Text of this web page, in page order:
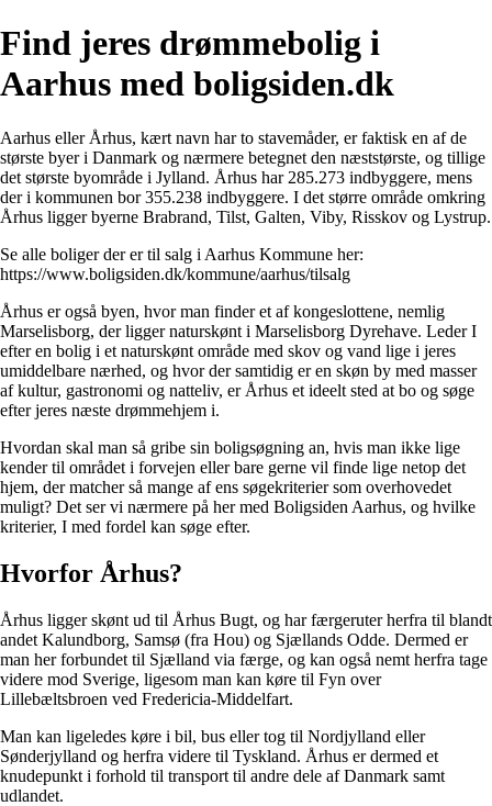
Find jeres drømmebolig i
Aarhus med boligsiden.dk
Aarhus eller Århus, kært navn har to stavemåder, er faktisk en af de
største byer i Danmark og nærmere betegnet den næststørste, og tillige
det største byområde i Jylland. Århus har 285.273 indbyggere, mens
der i kommunen bor 355.238 indbyggere. I det større område omkring
Århus ligger byerne Brabrand, Tilst, Galten, Viby, Risskov og Lystrup.
Se alle boliger der er til salg i Aarhus Kommune her:
https://www.boligsiden.dk/kommune/aarhus/tilsalg
Århus er også byen, hvor man finder et af kongeslottene, nemlig
Marselisborg, der ligger naturskønt i Marselisborg Dyrehave. Leder I
efter en bolig i et naturskønt område med skov og vand lige i jeres
umiddelbare nærhed, og hvor der samtidig er en skøn by med masser
af kultur, gastronomi og natteliv, er Århus et ideelt sted at bo og søge
efter jeres næste drømmehjem i.
Hvordan skal man så gribe sin boligsøgning an, hvis man ikke lige
kender til området i forvejen eller bare gerne vil finde lige netop det
hjem, der matcher så mange af ens søgekriterier som overhovedet
muligt? Det ser vi nærmere på her med Boligsiden Aarhus, og hvilke
kriterier, I med fordel kan søge efter.
Hvorfor Århus?
Århus ligger skønt ud til Århus Bugt, og har færgeruter herfra til blandt
andet Kalundborg, Samsø (fra Hou) og Sjællands Odde. Dermed er
man her forbundet til Sjælland via færge, og kan også nemt herfra tage
videre mod Sverige, ligesom man kan køre til Fyn over
Lillebæltsbroen ved Fredericia-Middelfart.
Man kan ligeledes køre i bil, bus eller tog til Nordjylland eller
Sønderjylland og herfra videre til Tyskland. Århus er dermed et
knudepunkt i forhold til transport til andre dele af Danmark samt
udlandet.